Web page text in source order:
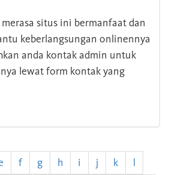
situs ini bermanfaat dan
keberlangsungan onlinennya
anda kontak admin untuk
lewat form kontak yang
f g h i j k l